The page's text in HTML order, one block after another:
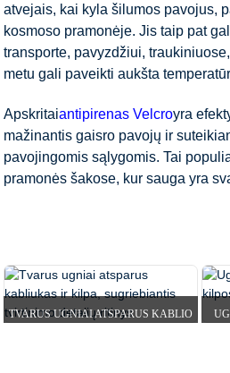
atvejais, kai kyla šilumos pavojus,
kosmoso pramonėje. Jis taip pat
transporte, pavyzdžiui,
metu gali paveikti aukšta
Apskritaiantipirenas Velcroyra
mažinantis gaisro pavojų ir
pavojingomis sąlygomis. Tai
pramonės šakose, kur sauga yra
TVARUS UGNIAI ATSPARUS KABLIO